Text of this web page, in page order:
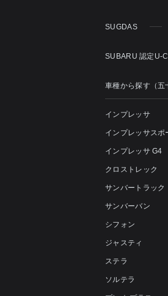
SUGDAS
SUBARU 認定U-
車種から探す（五
インプレッサ
インプレッサスポ
インプレッサ G4
クロストレック
サンバートラック
サンバーバン
シフォン
ジャスティ
ステラ
ソルテラ